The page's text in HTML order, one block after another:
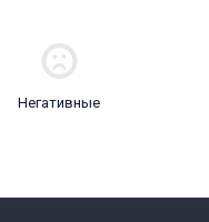
Негативные